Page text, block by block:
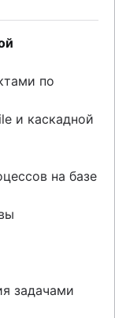
по
и каскадной
на базе
задачами